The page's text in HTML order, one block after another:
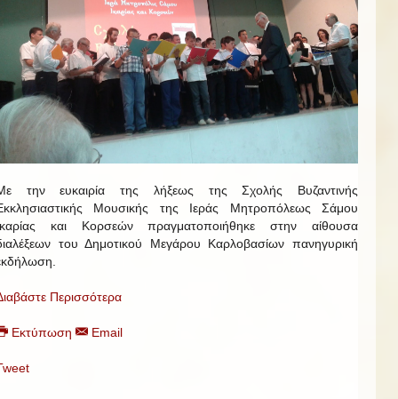
την ευκαιρία της λήξεως της Σχολής Βυζαντινής
Μουσικής της Ιεράς Μητροπόλεως Σάμου
και Κορσεών πραγματοποιήθηκε στην αίθουσα
του Δημοτικού Μεγάρου Καρλοβασίων πανηγυρική
Περισσότερα
Εκτύπωση Email